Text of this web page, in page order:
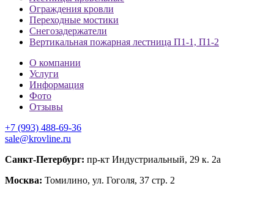
Ограждения кровли
Переходные мостики
Снегозадержатели
Вертикальная пожарная лестница П1-1, П1-2
О компании
Услуги
Информация
Фото
Отзывы
+7 (993) 488-69-36
sale@krovline.ru
Санкт-Петербург: пр-кт Индустриальный, 29 к. 2а
Москва: Томилино, ул. Гоголя, 37 стр. 2